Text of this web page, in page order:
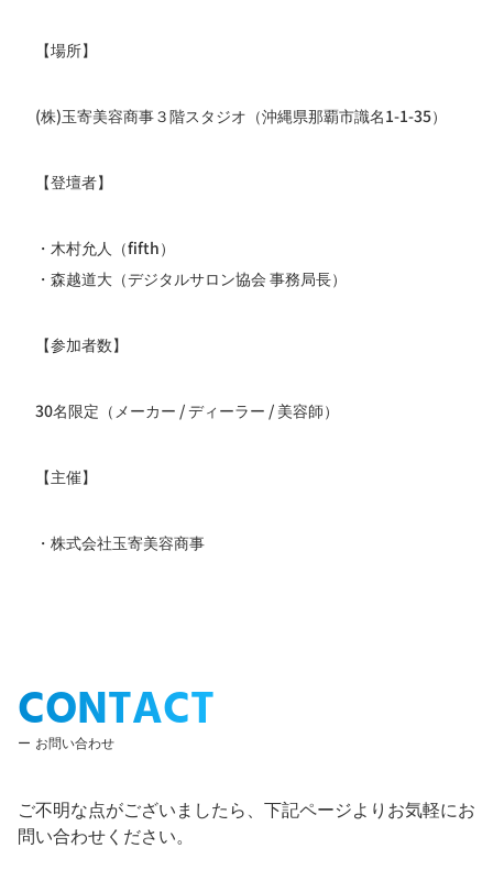
【場所】
(株)玉寄美容商事３階スタジオ（沖縄県那覇市識名1-1-35）
【登壇者】
・木村允人（fifth）
・森越道大（デジタルサロン協会 事務局長）
【参加者数】
30名限定（メーカー / ディーラー / 美容師）
【主催】
・株式会社玉寄美容商事
CONTACT
お問い合わせ
ご不明な点がございましたら、下記ページよりお気軽にお
問い合わせください。